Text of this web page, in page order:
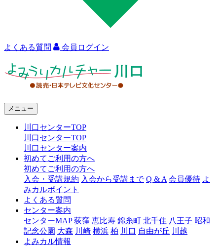
よくある質問 会員ログイン
ャ
口
メニュー
川口センターTOP
川口センターTOP
川口センター案内
初めてご利用の方へ
初めてご利用の方へ
入会・受講規約 入会から受講まで Q & A 会員優待 よ
みカルポイント
よくある質問
センター案内
センターMAP 荻窪 恵比寿 錦糸町 北千住 八王子 昭和
記念公園 大森 川崎 横浜 柏 川口 自由が丘 川越
よみカル情報